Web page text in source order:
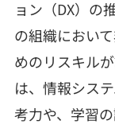
ョン（DX）の
の組織におい
めのリスキル
は、情報シス
考力や、学習